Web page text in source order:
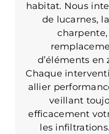
habitat. Nous
de lucarnes,
d’éléments en
Chaque
allier
veillant
efficacement
les